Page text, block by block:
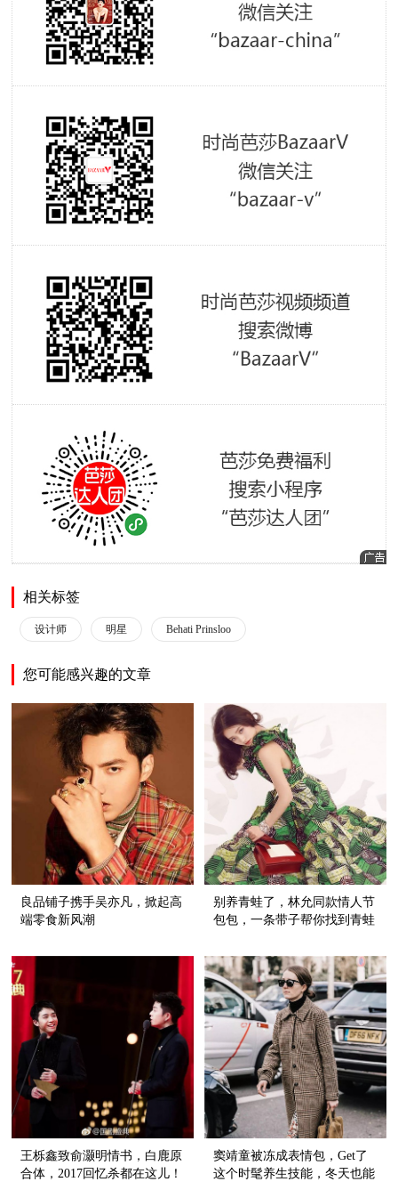
相关标签
设计师 明星 Behati Prinsloo
您可能感兴趣的文章
良品铺子携手吴亦凡，掀起高
端零食新风潮
别养青蛙了，林允同款情人节
包包，一条带子帮你找到青蛙
王栎鑫致俞灏明情书，白鹿原
合体，2017回忆杀都在这儿！
窦靖童被冻成表情包，Get了
这个时髦养生技能，冬天也能